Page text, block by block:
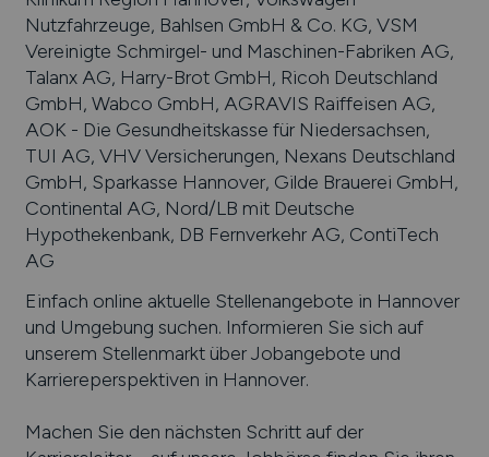
Nutzfahrzeuge, Bahlsen GmbH & Co. KG, VSM
Vereinigte Schmirgel- und Maschinen-Fabriken AG,
Talanx AG, Harry-Brot GmbH, Ricoh Deutschland
GmbH, Wabco GmbH, AGRAVIS Raiffeisen AG,
AOK - Die Gesundheitskasse für Niedersachsen,
TUI AG, VHV Versicherungen, Nexans Deutschland
GmbH, Sparkasse Hannover, Gilde Brauerei GmbH,
Continental AG, Nord/LB mit Deutsche
Hypothekenbank, DB Fernverkehr AG, ContiTech
AG
Einfach online aktuelle Stellenangebote in Hannover
und Umgebung suchen. Informieren Sie sich auf
unserem Stellenmarkt über Jobangebote und
Karriereperspektiven in Hannover.
Machen Sie den nächsten Schritt auf der